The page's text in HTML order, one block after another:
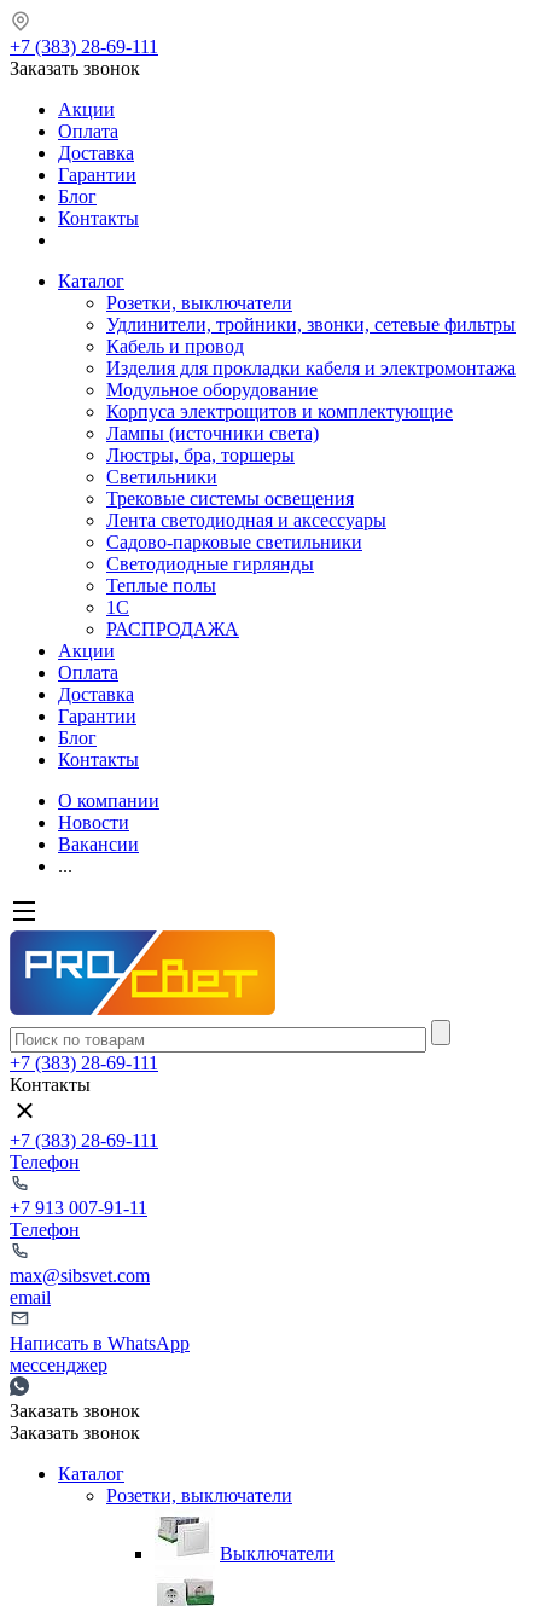
+7 (383) 28-69-111
Заказать звонок
Акции
Оплата
Доставка
Гарантии
Блог
Контакты
Каталог
Розетки, выключатели
Удлинители, тройники, звонки, сетевые фильтры
Кабель и провод
Изделия для прокладки кабеля и электромонтажа
Модульное оборудование
Корпуса электрощитов и комплектующие
Лампы (источники света)
Люстры, бра, торшеры
Светильники
Трековые системы освещения
Лента светодиодная и аксессуары
Садово-парковые светильники
Светодиодные гирлянды
Теплые полы
1С
РАСПРОДАЖА
Акции
Оплата
Доставка
Гарантии
Блог
Контакты
О компании
Новости
Вакансии
...
+7 (383) 28-69-111
Контакты
+7 (383) 28-69-111
Телефон
+7 913 007-91-11
Телефон
max@sibsvet.com
email
Написать в WhatsApp
мессенджер
Заказать звонок
Заказать звонок
Каталог
Розетки, выключатели
Выключатели